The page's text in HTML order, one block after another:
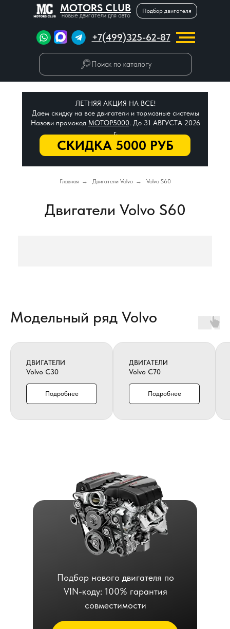
MOTORS CLUB
новые двигатели для авто
Подбор двигателя
+7(499)325-62-87
Поиск по каталогу
СКИДКА 5000 РУБ
ЛЕТНЯЯ АКЦИЯ НА ВСЕ!
Даем скидку на все двигатели и тормозные системы
Назови промокод МОТОР5000. До 31 АВГУСТА 2026
г.
Главная → Двигатели Volvo → Volvo S60
Двигатели Volvo S60
Модельный ряд Volvo
ДВИГАТЕЛИ
Volvo C30
Подробнее
ДВИГАТЕЛИ
Volvo C70
Подробнее
Подбор нового двигателя по
VIN-коду: 100% гарантия
совместимости